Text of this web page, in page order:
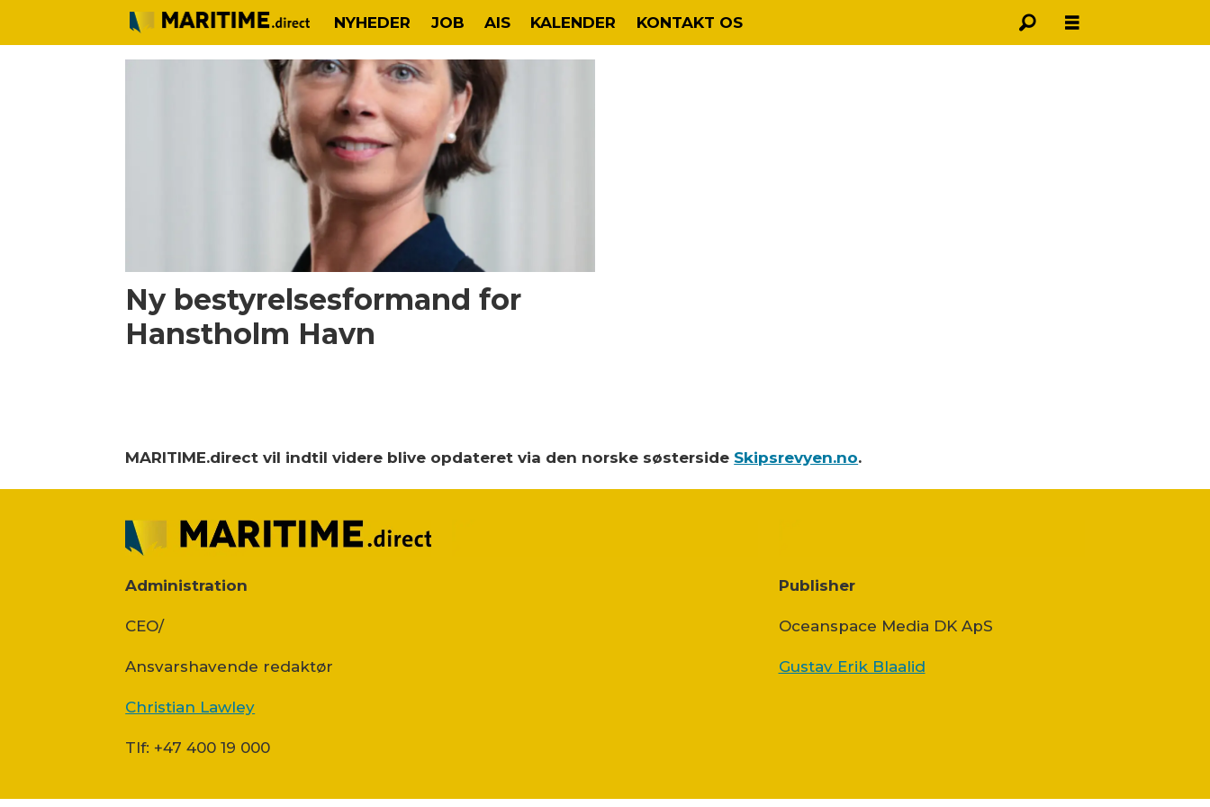
NYHEDER JOB AIS KALENDER KONTAKT OS
Ny bestyrelsesformand for
Hanstholm Havn
MARITIME.direct vil indtil videre blive opdateret via den norske søsterside Skipsrevyen.no.
Administration
CEO/
Ansvars­havende redaktør
Christian Lawley
Tlf: +47 400 19 000
Publisher
Oceanspace Media DK ApS
Gustav Erik Blaalid